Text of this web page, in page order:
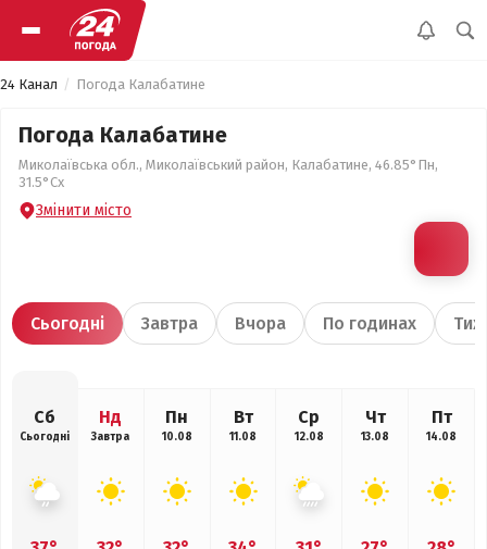
24 Канал Погода Калабатине
Погода Калабатине
Миколаївська обл., Миколаївський район, Калабатине, 46.85°Пн,
31.5°Сх
Змінити місто
Сьогодні Завтра Вчора По годинах
Сб
Сьогодні
Нд
Завтра
Пн
10.08
Вт
11.08
Ср
12.08
Чт
13.08
Пт
14.08